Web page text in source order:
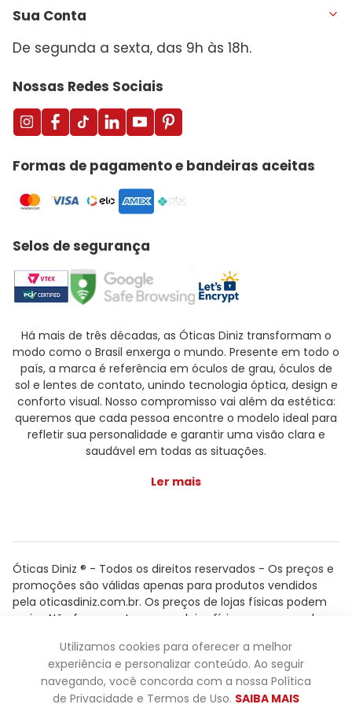
Sua Conta
De segunda a sexta, das 9h às 18h.
Nossas Redes Sociais
Formas de pagamento e bandeiras aceitas
Selos de segurança
Há mais de três décadas, as Óticas Diniz transformam o
modo como o Brasil enxerga o mundo. Presente em todo o
país, a marca é referência em óculos de grau, óculos de
sol e lentes de contato, unindo tecnologia óptica, design e
conforto visual. Nosso compromisso vai além da estética:
queremos que cada pessoa encontre o modelo ideal para
refletir sua personalidade e garantir uma visão clara e
saudável em todas as situações.
Ler mais
Óticas Diniz ® - Todos os direitos reservados - Os preços e
promoções são válidas apenas para produtos vendidos
pela oticasdiniz.com.br. Os preços de lojas físicas podem
variar. Não fazemos trocas em lojas físicas, apenas pelo
Powered by
Utilizamos cookies para oferecer a melhor
experiência e personalizar conteúdo. Ao seguir
navegando, você concorda com a nossa Política
de Privacidade e Termos de Uso. SAIBA MAIS